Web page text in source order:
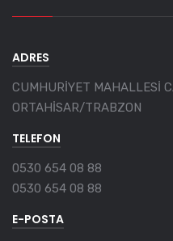
ADRES
CUMHURİYET MAHALLESİ
ORTAHİSAR/TRABZON
TELEFON
0530 654 08 88
0530 654 08 88
E-POSTA